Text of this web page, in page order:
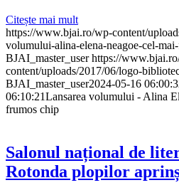
Citește mai mult
https://www.bjai.ro/wp-content/
volumului-alina-elena-neagoe-cel-
BJAI_master_user https://
content/uploads/2017/06/logo-
BJAI_master_user2024-05-16
06:10:21Lansarea volumului - Alina
frumos chip
Salonul național de
Rotonda plopilor